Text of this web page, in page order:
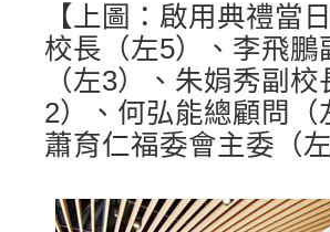
【上圖：啟用典禮當
校長（左5）、李飛
（左3）、朱娟秀副
2）、何弘能總顧問
蕭育仁福委會主委（